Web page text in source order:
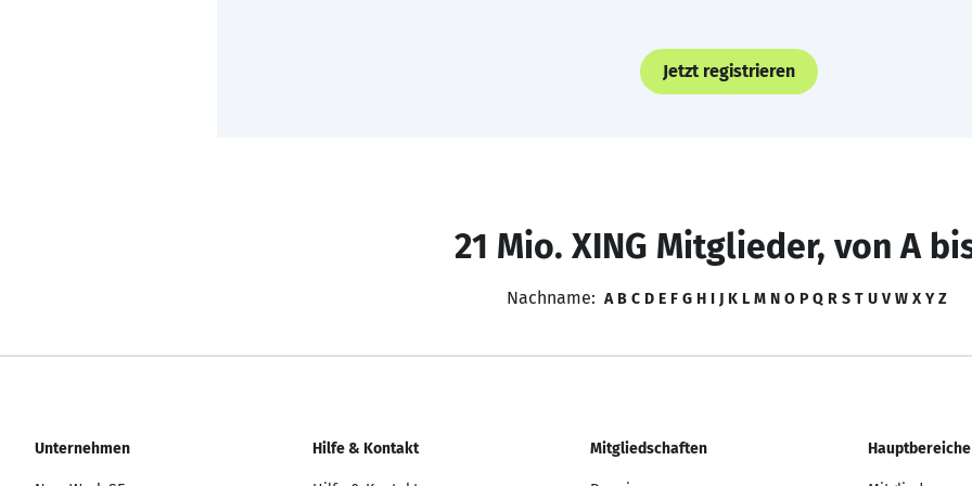
Jetzt registrieren
21 Mio. XING Mitglieder, von A
Nachname: A B C D E F G H I J K L M N O P Q R S T U V W X Y Z
Unternehmen Hilfe & Kontakt Mitgliedschaften Hauptbereiche